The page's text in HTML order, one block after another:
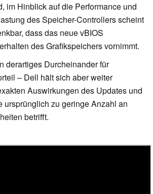
im Hinblick auf die Performance und
des Speicher-Controllers scheint
dass das neue vBIOS
des Grafikspeichers vornimmt.
derartiges Durcheinander für
– Dell hält sich aber weiter
Auswirkungen des Updates und
ursprünglich zu geringe Anzahl an
betrifft.